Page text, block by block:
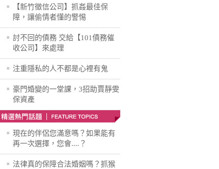
【新竹徵信公司】抓姦最佳保
障，讓偷情者懂的警惕
討不回的債務 交給【101債務催
收公司】來處理
注重隱私的人不都是心裡有鬼
豪門婚變的一堂課，3招助賈靜雯
保資產
現在的伴侶您滿意嗎？如果能有
再一次選擇，您會....？
法律真的保障合法婚姻嗎？抓猴